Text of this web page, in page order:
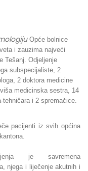
Opće bolnice
i zauzima najveći
Tešanj. Odjeljenje
subspecijaliste, 2
2 doktora medicine
medicinska sestra, 14
tehničara i 2 spremačice.
pacijenti iz svih općina
je savremena
njega i liječenje akutnih i